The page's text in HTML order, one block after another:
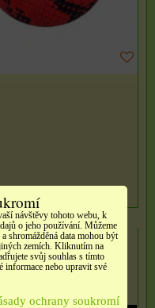
Tvar: Kapka
návštěvy tohoto webu, k
o jeho používání. Můžeme
shromážděná data mohou být
zemích. Kliknutím na
svůj souhlas s tímto
informace nebo upravit své
ochrany soukromí